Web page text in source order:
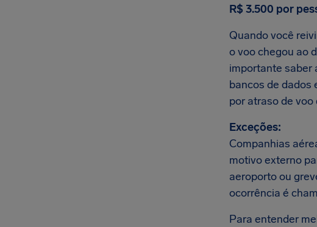
R$ 3.500 por
Quando você
o voo chegou ao
importante saber
bancos de dados
por atraso de
Exceções:
Companhias
motivo externo
aeroporto ou
ocorrência é
Para entender